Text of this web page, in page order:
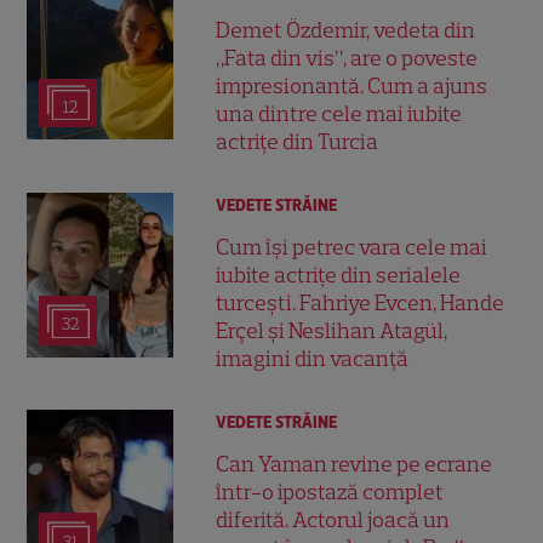
12
Demet Özdemir, vedeta din
„Fata din vis”, are o poveste
impresionantă. Cum a ajuns
una dintre cele mai iubite
actrițe din Turcia
32
VEDETE STRĂINE
Cum își petrec vara cele mai
iubite actrițe din serialele
turcești. Fahriye Evcen, Hande
Erçel și Neslihan Atagül,
imagini din vacanță
VEDETE STRĂINE
Can Yaman revine pe ecrane
într-o ipostază complet
diferită. Actorul joacă un